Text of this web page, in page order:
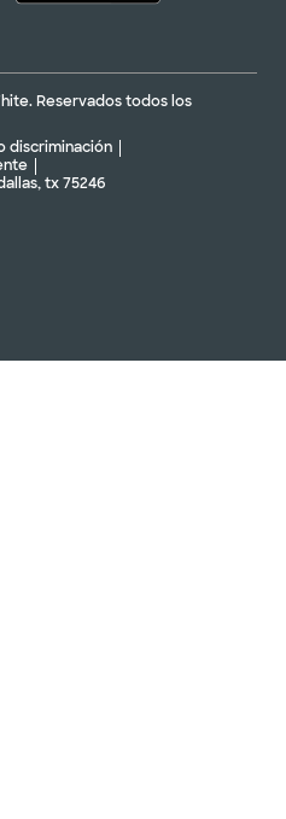
Reservados todos los
discriminación
tx 75246